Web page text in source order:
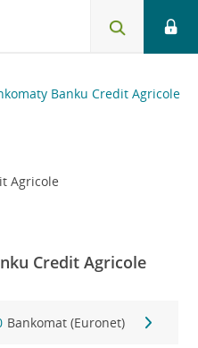
Banku Credit Agricole
Agricole
Credit Agricole
Bankomat (Euronet)